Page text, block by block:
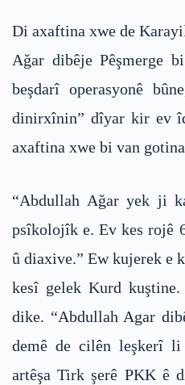
Di axaftina xwe de
Ağar dibêje Pêşmerge
beşdarî operasyonê
dinirxînin” dîyar kir ev
axaftina xwe bi van
“Abdullah Ağar yek ji
psîkolojîk e. Ev kes rojê
û diaxive.” Ew kujerek e
kesî gelek Kurd
dike. “Abdullah Agar
demê de cilên leşkerî
artêşa Tirk şerê PKK ê